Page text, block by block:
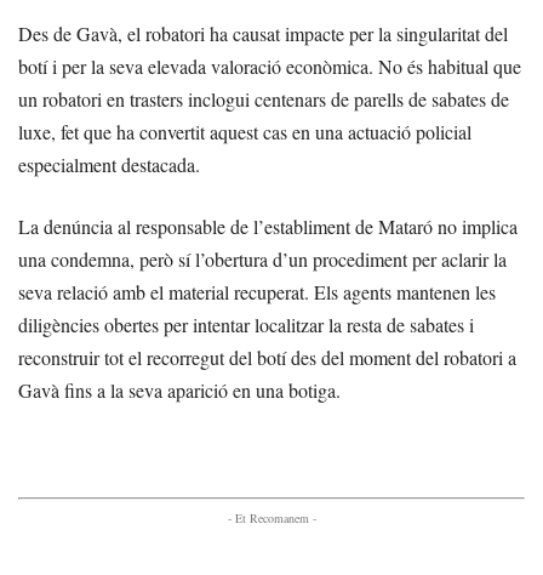
Des de Gavà, el robatori ha causat impacte per la singularitat del
botí i per la seva elevada valoració econòmica. No és habitual que
un robatori en trasters inclogui centenars de parells de sabates de
luxe, fet que ha convertit aquest cas en una actuació policial
especialment destacada.
La denúncia al responsable de l’establiment de Mataró no implica
una condemna, però sí l’obertura d’un procediment per aclarir la
seva relació amb el material recuperat. Els agents mantenen les
diligències obertes per intentar localitzar la resta de sabates i
reconstruir tot el recorregut del botí des del moment del robatori a
Gavà fins a la seva aparició en una botiga.
- Et Recomanem -